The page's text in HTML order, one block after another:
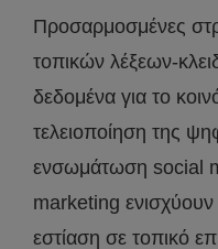
Προσαρμοσμένες
τοπικών λέξεων-
δεδομένα για το
τελειοποίηση της
ενσωμάτωση social
marketing ενισχύουν
εστίαση σε τοπικό